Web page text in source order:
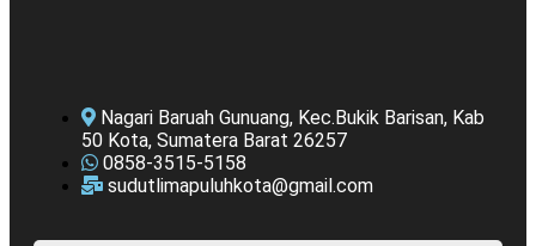
Nagari Baruah Gunuang, Kec.Bukik Barisan, Kab
50 Kota, Sumatera Barat 26257
0858-3515-5158
sudutlimapuluhkota@gmail.com